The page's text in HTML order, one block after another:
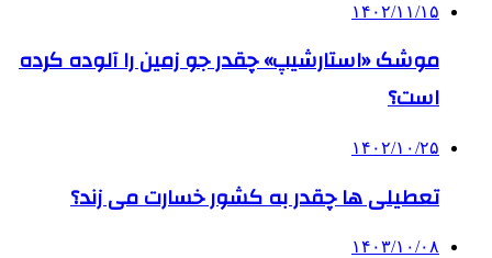
۱۴۰۲/۱۱/۱۵
موشک «استارشیپ» چقدر جو زمین را آلوده کرده
است؟
۱۴۰۲/۱۰/۲۵
تعطیلی ها چقدر به کشور خسارت می‌ زند؟
۱۴۰۳/۱۰/۰۸